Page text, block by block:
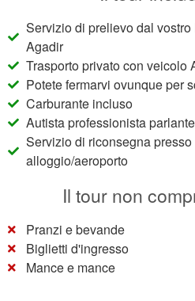
Servizio di prelievo dal
Agadir
Trasporto privato con veicolo
Potete fermarvi ovunque per
Carburante incluso
Autista professionista
Servizio di riconsegna
alloggio/aeroporto
Il tour non
Pranzi e bevande
Biglietti d'ingresso
Mance e mance